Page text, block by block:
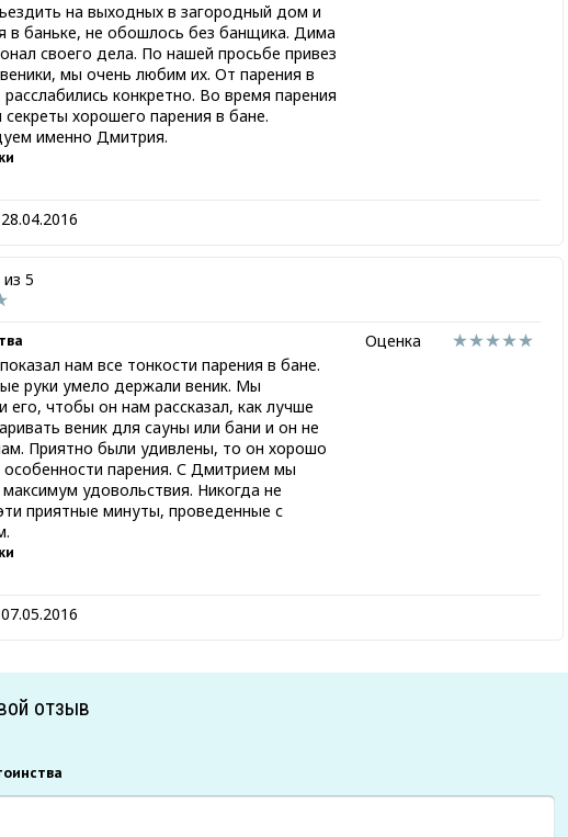
на выходных в загородный дом и
в баньке, не обошлось без банщика. Дима
своего дела. По нашей просьбе привез
мы очень любим их. От парения в
расслабились конкретно. Во время парения
секреты хорошего парения в бане.
именно Дмитрия.
28.04.2016
5
нам все тонкости парения в бане.
руки умело держали веник. Мы
его, чтобы он нам рассказал, как лучше
веник для сауны или бани и он не
Приятно были удивлены, то он хорошо
особенности парения. С Дмитрием мы
удовольствия. Никогда не
приятные минуты, проведенные с
Оценка
07.05.2016
отзыв